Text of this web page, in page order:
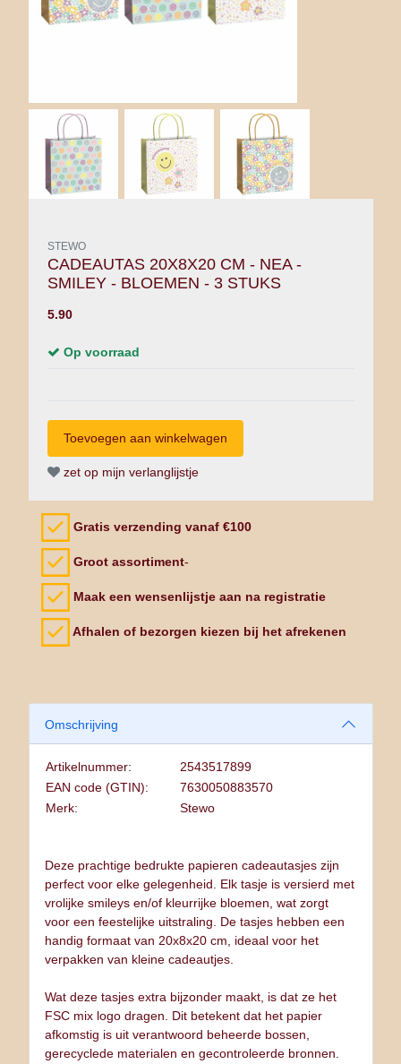
STEWO
CADEAUTAS 20X8X20 CM - NEA -
SMILEY - BLOEMEN - 3 STUKS
5.90
Op voorraad
zet op mijn verlanglijstje
Gratis verzending vanaf €100
Groot assortiment-
Maak een wensenlijstje aan na registratie
Afhalen of bezorgen kiezen bij het afrekenen
Omschrijving
Artikelnummer:
2543517899
EAN code (GTIN):
7630050883570
Merk:
Stewo
Deze prachtige bedrukte papieren cadeautasjes zijn
perfect voor elke gelegenheid. Elk tasje is versierd met
vrolijke smileys en/of kleurrijke bloemen, wat zorgt
voor een feestelijke uitstraling. De tasjes hebben een
handig formaat van 20x8x20 cm, ideaal voor het
verpakken van kleine cadeautjes.
Wat deze tasjes extra bijzonder maakt, is dat ze het
FSC mix logo dragen. Dit betekent dat het papier
afkomstig is uit verantwoord beheerde bossen,
gerecyclede materialen en gecontroleerde bronnen.